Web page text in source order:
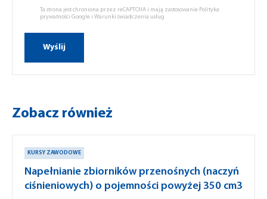
Ta strona jest chroniona przez reCAPTCHA i mają zastosowanie Polityka
prywatności Google i Warunki świadczenia usług
Zobacz również
KURSY ZAWODOWE
Napełnianie zbiorników przenośnych (naczyń
ciśnieniowych) o pojemności powyżej 350 cm3